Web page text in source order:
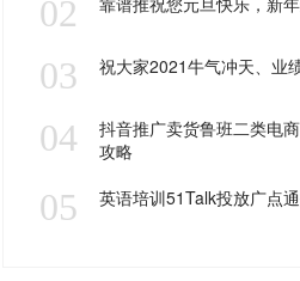
02
03 祝大家2021牛气冲天、业
04
抖音推广卖货鲁班二类电
攻略
05 英语培训51Talk投放广点